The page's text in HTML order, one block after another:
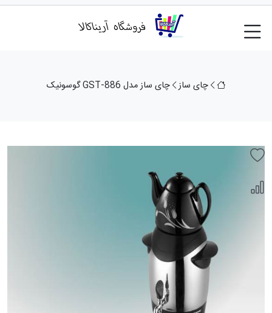
چای ساز چای ساز مدل GST-886 گوسونیک